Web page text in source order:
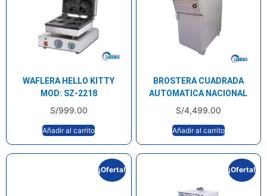
WAFLERA HELLO KITTY
MOD: SZ-2218
S/999.00
Añadir al carrito
BROSTERA CUADRADA
AUTOMATICA NACIONAL
S/4,499.00
Añadir al carrito
¡Oferta! ¡Oferta!